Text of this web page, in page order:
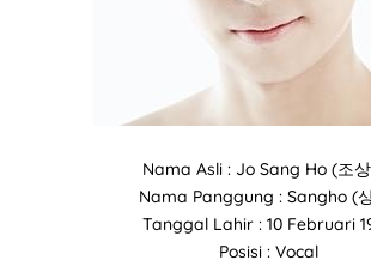
Nama Asli : Jo Sang Ho (조
Nama Panggung : Sangho (
Tanggal Lahir : 10 Februari
Posisi : Vocal